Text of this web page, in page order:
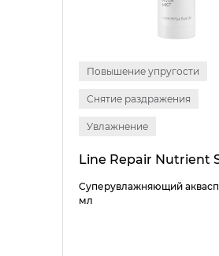
Повышение упругости
Снятие раздражения
Увлажнение
Суперувлажняющий
мл